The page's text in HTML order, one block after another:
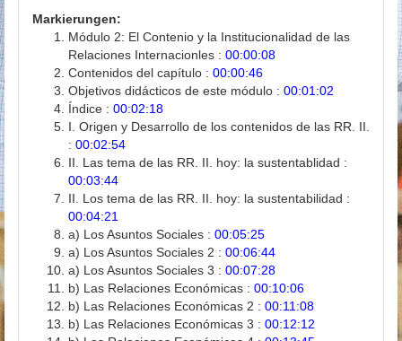
Markierungen:
Módulo 2: El Contenio y la Institucionalidad de las
Relaciones Internacionles : 00:00:08
Contenidos del capítulo : 00:00:46
Objetivos didácticos de este módulo : 00:01:02
Índice : 00:02:18
I. Origen y Desarrollo de los contenidos de las RR. II.
: 00:02:54
II. Las tema de las RR. II. hoy: la sustentablidad :
00:03:44
II. Los tema de las RR. II. hoy: la sustentabilidad :
00:04:21
a) Los Asuntos Sociales : 00:05:25
a) Los Asuntos Sociales 2 : 00:06:44
a) Los Asuntos Sociales 3 : 00:07:28
b) Las Relaciones Económicas : 00:10:06
b) Las Relaciones Económicas 2 : 00:11:08
b) Las Relaciones Económicas 3 : 00:12:12